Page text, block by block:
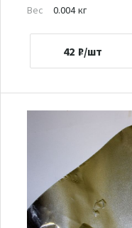
Вес
0.004 кг
42 ₽/шт